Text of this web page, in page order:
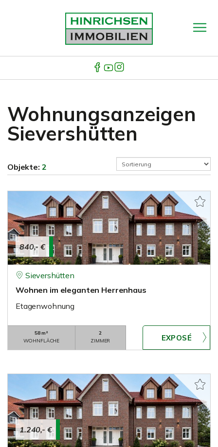
Wohnungsanzeigen
Sievershütten
Objekte: 2
840,- €
Sievershütten
Wohnen im eleganten Herrenhaus
Etagenwohnung
58 m²
WOHNFLÄCHE
2
ZIMMER
1.240,- €